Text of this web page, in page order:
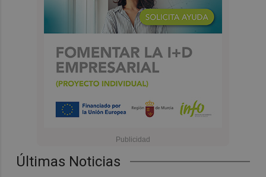
Últimas Noticias